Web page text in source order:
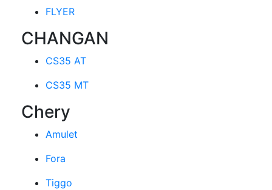
FLYER
CHANGAN
CS35 AT
CS35 MT
Chery
Amulet
Fora
Tiggo